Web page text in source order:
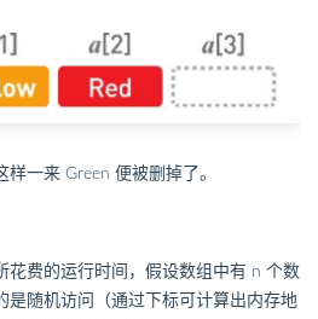
一来 Green 便被删掉了。
花费的运行时间，假设数组中有 n 个数
是随机访问（通过下标可计算出内存地